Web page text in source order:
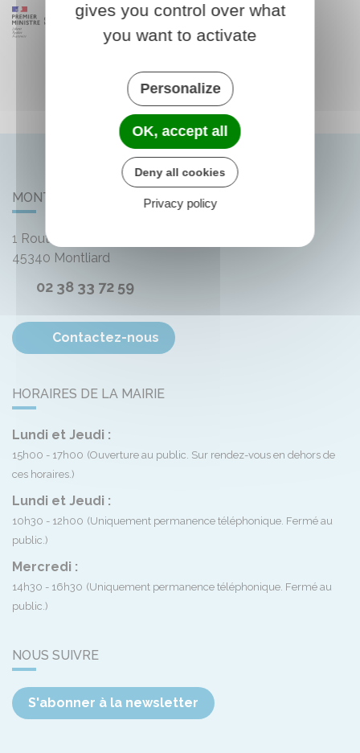
MONTLIARD
1 Route de Bellegarde
45340 Montliard
02 38 33 72 59
Contactez-nous
HORAIRES DE LA MAIRIE
Lundi et Jeudi :
15h00 - 17h00 (Ouverture au public. Sur rendez-vous en dehors de
ces horaires.)
Lundi et Jeudi :
10h30 - 12h00 (Uniquement permanence téléphonique. Fermé au
public.)
Mercredi :
14h30 - 16h30 (Uniquement permanence téléphonique. Fermé au
public.)
NOUS SUIVRE
S'abonner à la newsletter
gives you control over what
you want to activate
Personalize
OK, accept all
Deny all cookies
Privacy policy